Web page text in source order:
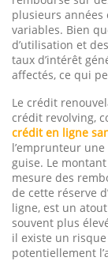
plusieurs années
variables. Bien
d’utilisation et
taux d’intérêt
affectés, ce qui
Le crédit
crédit revolving,
crédit en ligne
l’emprunteur
guise. Le
mesure des
de cette réserve
ligne, est un
souvent plus
il existe un
potentiellement